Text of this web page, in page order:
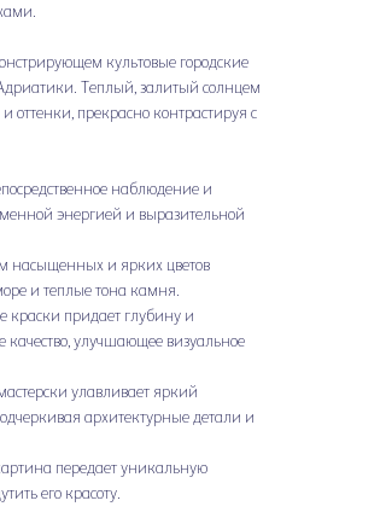
культовые городские
Теплый, залитый солнцем
оттенки, прекрасно контрастируя с
наблюдение и
энергией и выразительной
насыщенных и ярких цветов
и теплые тона камня.
краски придает глубину и
качество, улучшающее визуальное
улавливает яркий
архитектурные детали и
передает уникальную
его красоту.